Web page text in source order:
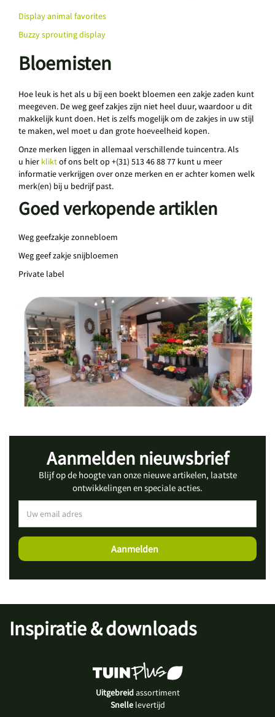
Display animal favorites
Buzzy sprouting display
Bloemisten
Hoe leuk is het als u bij een boekt bloemen een zakje zaden kunt
meegeven. De weg geef zakjes zijn niet heel duur, waardoor u dit
makkelijk kunt doen. Het is zelfs mogelijk om de zakjes in uw stijl
te maken, wel moet u dan grote hoeveelheid kopen.
Onze merken liggen in allemaal verschillende tuincentra. Als
u hier kliktof ons belt op +(31) 513 46 88 77 kunt u meer
informatie verkrijgen over onze merken en er achter komen welk
merk(en) bij u bedrijf past.
Goed verkopende artiklen
Weg geefzakje zonnebloem
Weg geef zakje snijbloemen
Private label
Aanmelden nieuwsbrief
Blijf op de hoogte van onze nieuwe artikelen, laatste
ontwikkelingen en speciale acties.
Inspiratie & downloads
Uitgebreidassortiment
Snellelevertijd